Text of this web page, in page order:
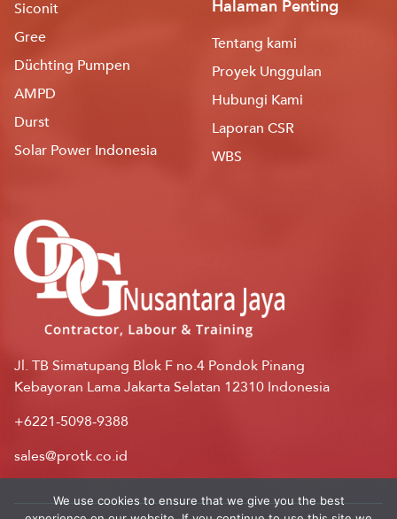
Siconit
Gree
Düchting Pumpen
AMPD
Durst
Solar Power Indonesia
Halaman Penting
Tentang kami
Proyek Unggulan
Hubungi Kami
Laporan CSR
WBS
Jl. TB Simatupang Blok F no.4 Pondok Pinang
Kebayoran Lama Jakarta Selatan 12310 Indonesia
+6221-5098-9388
sales@protk.co.id
We use cookies to ensure that we give you the best